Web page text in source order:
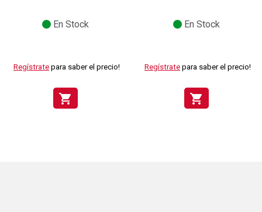
En Stock
Regístrate para saber el precio!
shopping_cart
En Stock
Regístrate para saber el precio!
shopping_cart